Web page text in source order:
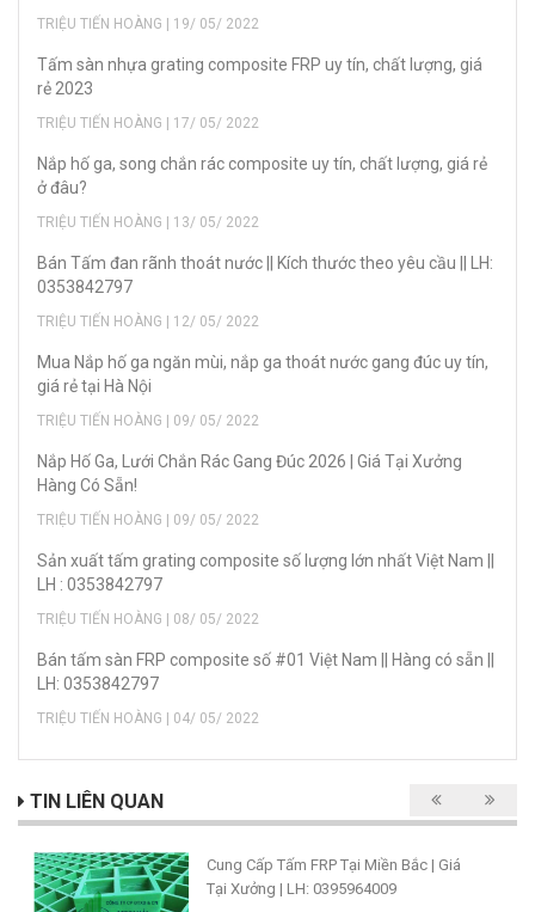
TRIỆU TIẾN HOÀNG | 19/ 05/ 2022
Tấm sàn nhựa grating composite FRP uy tín, chất lượng, giá
rẻ 2023
TRIỆU TIẾN HOÀNG | 17/ 05/ 2022
Nắp hố ga, song chắn rác composite uy tín, chất lượng, giá rẻ
ở đâu?
TRIỆU TIẾN HOÀNG | 13/ 05/ 2022
Bán Tấm đan rãnh thoát nước || Kích thước theo yêu cầu || LH:
0353842797
TRIỆU TIẾN HOÀNG | 12/ 05/ 2022
Mua Nắp hố ga ngăn mùi, nắp ga thoát nước gang đúc uy tín,
giá rẻ tại Hà Nội
TRIỆU TIẾN HOÀNG | 09/ 05/ 2022
Nắp Hố Ga, Lưới Chắn Rác Gang Đúc 2026 | Giá Tại Xưởng
Hàng Có Sẵn!
TRIỆU TIẾN HOÀNG | 09/ 05/ 2022
Sản xuất tấm grating composite số lượng lớn nhất Việt Nam ||
LH : 0353842797
TRIỆU TIẾN HOÀNG | 08/ 05/ 2022
Bán tấm sàn FRP composite số #01 Việt Nam || Hàng có sẵn ||
LH: 0353842797
TRIỆU TIẾN HOÀNG | 04/ 05/ 2022
TIN LIÊN QUAN
Cung Cấp Tấm FRP Tại Miền Bắc | Giá
Tại Xưởng | LH: 0395964009